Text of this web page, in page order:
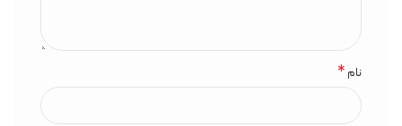
نام *